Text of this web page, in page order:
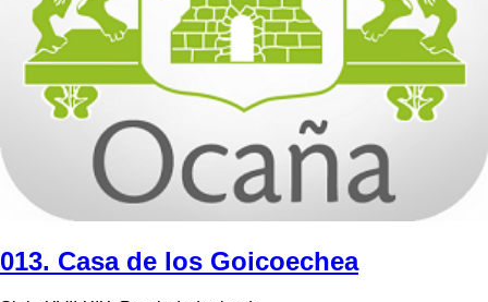
013. Casa de los Goicoechea